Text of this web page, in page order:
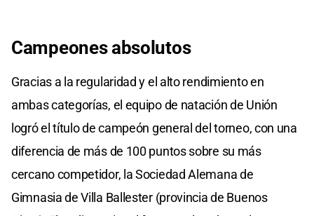
Campeones absolutos
Gracias a la regularidad y el alto rendimiento en
ambas categorías, el equipo de natación de Unión
logró el título de campeón general del torneo, con una
diferencia de más de 100 puntos sobre su más
cercano competidor, la Sociedad Alemana de
Gimnasia de Villa Ballester (provincia de Buenos